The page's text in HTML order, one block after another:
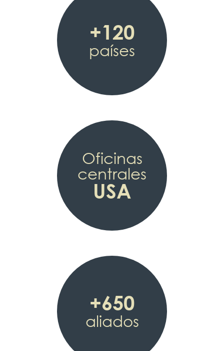
+120
países
Oficinas
centrales
USA
+650
aliados